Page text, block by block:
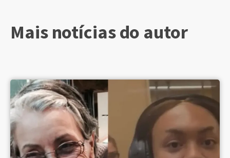
Mais notícias do autor